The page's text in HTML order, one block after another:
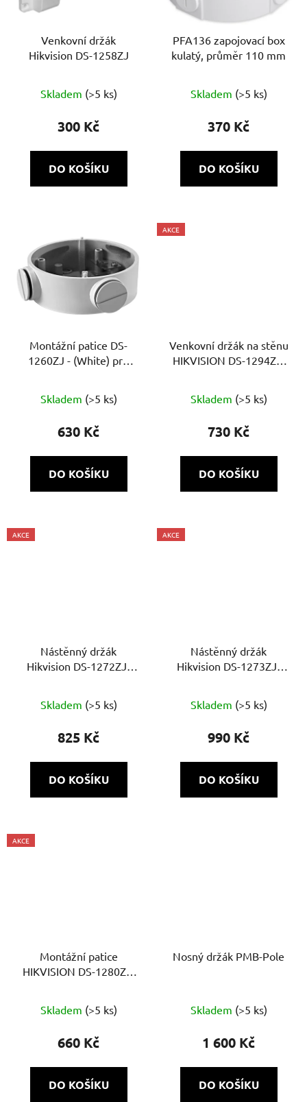
Venkovní držák
Hikvision DS-1258ZJ
Skladem (>5 ks)
300 Kč
DO KOŠÍKU
PFA136 zapojovací box
kulatý, průměr 110 mm
Skladem (>5 ks)
370 Kč
DO KOŠÍKU
Montážní patice DS-
1260ZJ - (White) pro
Skladem (>5 ks)
630 Kč
DO KOŠÍKU
AKCE
Venkovní držák na stěnu
HIKVISION DS-1294ZJ-
Skladem (>5 ks)
730 Kč
DO KOŠÍKU
AKCE
Nástěnný držák
Hikvision DS-1272ZJ-
Skladem (>5 ks)
825 Kč
DO KOŠÍKU
AKCE
Nástěnný držák
Hikvision DS-1273ZJ-
Skladem (>5 ks)
990 Kč
DO KOŠÍKU
AKCE
Montážní patice
HIKVISION DS-1280ZJ-
Skladem (>5 ks)
660 Kč
DO KOŠÍKU
Nosný držák PMB-Pole
Skladem (>5 ks)
1 600 Kč
DO KOŠÍKU